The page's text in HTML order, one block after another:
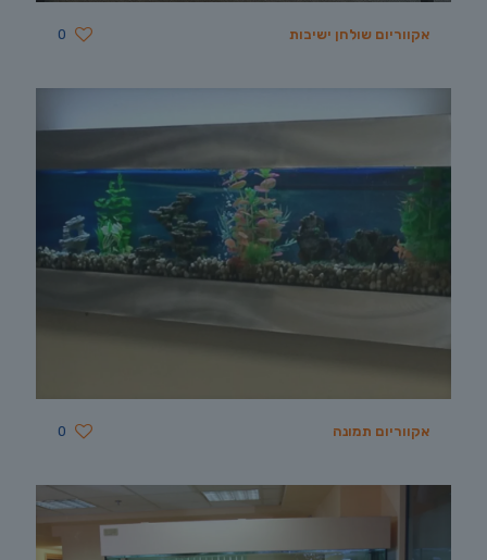
אקווריום שולחן ישיבות 0
אקווריום תמונה 0